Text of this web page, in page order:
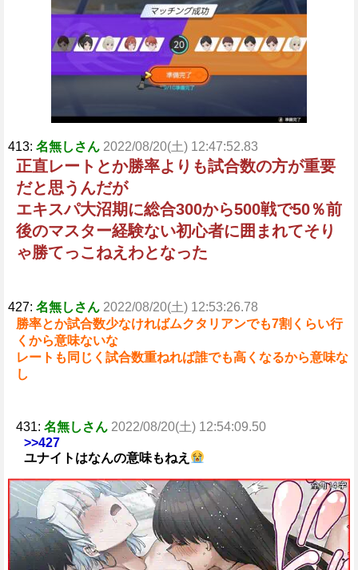
413: 名無しさん 2022/08/20(土) 12:47:52.83
正直レートとか勝率よりも試合数の方が重要
だと思うんだが
エキスパ大沼期に総合300から500戦で50％前
後のマスター経験ない初心者に囲まれてそり
ゃ勝てっこねえわとなった
427: 名無しさん 2022/08/20(土) 12:53:26.78
勝率とか試合数少なければムクタリアンでも7割くらい行
くから意味ないな
レートも同じく試合数重ねれば誰でも高くなるから意味な
し
431: 名無しさん 2022/08/20(土) 12:54:09.50
>>427
ユナイトはなんの意味もねえ